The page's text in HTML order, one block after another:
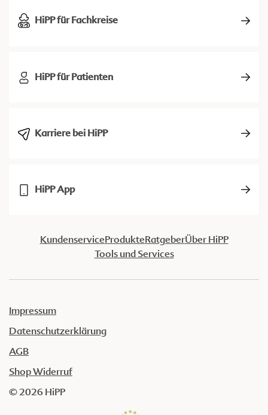
HiPP für Fachkreise
HiPP für Patienten
Karriere bei HiPP
HiPP App
KundenserviceProdukteRatgeberÜber HiPP
Tools und Services
Impressum
Datenschutzerklärung
AGB
Shop Widerruf
© 2026 HiPP